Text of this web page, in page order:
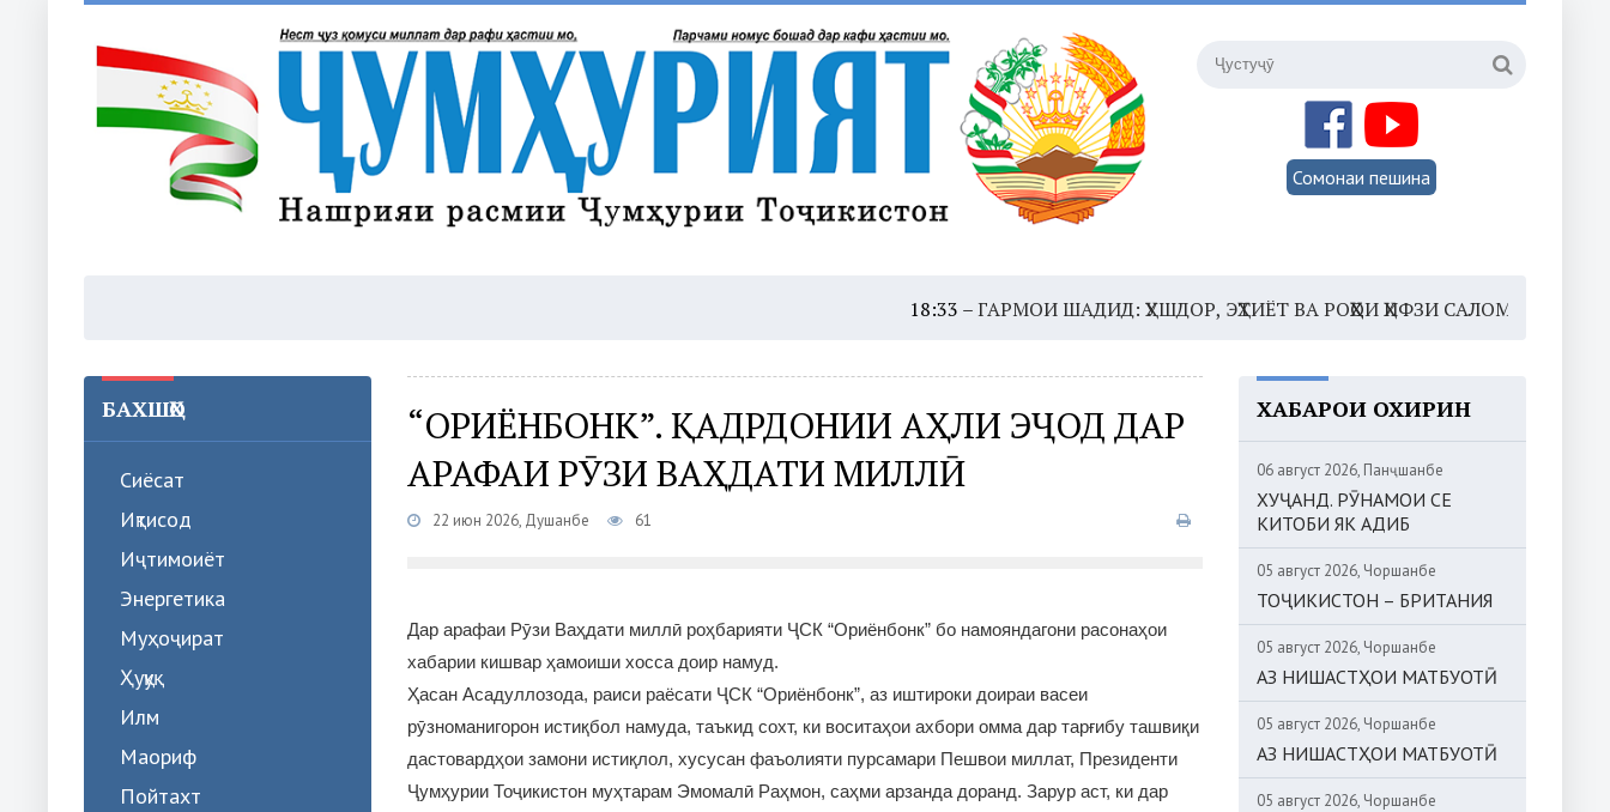
Сомонаи пешина
ГАРМОИ ШАДИД: ҲУШДОР, ЭҲТИЁТ ВА РОҲҲОИ ҲИФЗИ САЛОМАТӢ16:35 –
БАХШҲО
Сиёсат
Иқтисод
Иҷтимоиёт
Энергетика
Муҳоҷират
Ҳуқуқ
Илм
Маориф
Пойтахт
“ОРИЁНБОНК”. ҚАДРДОНИИ АҲЛИ ЭҶОД ДАР
АРАФАИ РӮЗИ ВАҲДАТИ МИЛЛӢ
22 июн 2026, Душанбе 61
Дар арафаи Рӯзи Ваҳдати миллӣ роҳбарияти ҶСК “Ориёнбонк” бо намояндагони расонаҳои
хабарии кишвар ҳамоиши хосса доир намуд.
Ҳасан Асадуллозода, раиси раёсати ҶСК “Ориёнбонк”, аз иштироки доираи васеи
рӯзноманигорон истиқбол намуда, таъкид сохт, ки воситаҳои ахбори омма дар тарғибу ташвиқи
дастовардҳои замони истиқлол, хусусан фаъолияти пурсамари Пешвои миллат, Президенти
Ҷумҳурии Тоҷикистон муҳтарам Эмомалӣ Раҳмон, саҳми арзанда доранд. Зарур аст, ки дар
ХАБАРҲОИ ОХИРИН
06 август 2026, Панҷшанбе
ХУҶАНД. РӮНАМОИ СЕ
КИТОБИ ЯК АДИБ
05 август 2026, Чоршанбе
ТОҶИКИСТОН – БРИТАНИЯ
05 август 2026, Чоршанбе
АЗ НИШАСТҲОИ МАТБУОТӢ
05 август 2026, Чоршанбе
АЗ НИШАСТҲОИ МАТБУОТӢ
05 август 2026, Чоршанбе